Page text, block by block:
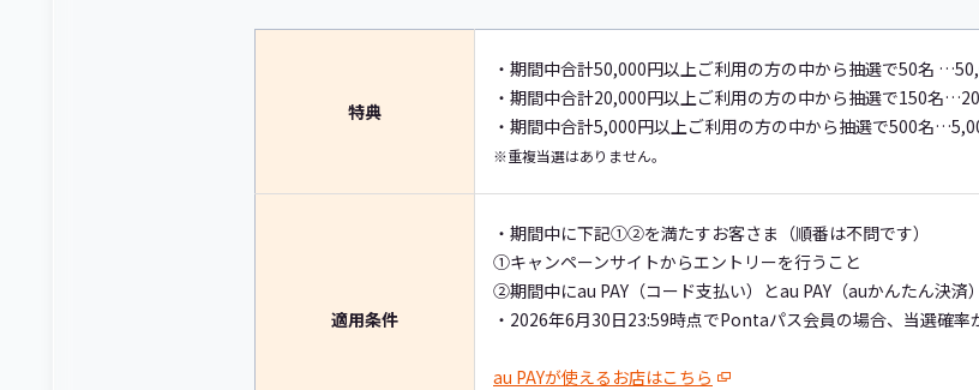
特典
・期間中合計50,000円以上ご利用の方の中から抽選で50名
・期間中合計20,000円以上ご利用の方の中から抽選で150名
・期間中合計5,000円以上ご利用の方の中から抽選で500名
※重複当選はありません。
適用条件
・期間中に下記①②を満たすお客さま（順番は不問です）
①キャンペーンサイトからエントリーを行うこと
②期間中にau PAY（コード支払い）とau PAY（auかんたん決
・2026年6月30日23:59時点でPontaパス会員の場合、当選確率
au PAYが使えるお店はこちら